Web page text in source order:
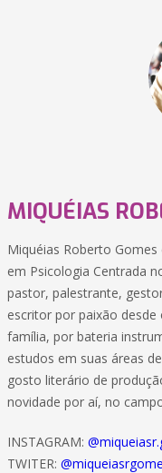
MIQUÉIAS
Miquéias Roberto
em Psicologia Centrada
pastor, palestrante,
escritor por paixão desde
família, por bateria
estudos em suas áreas
gosto literário de
novidade por aí, no
INSTAGRAM:
TWITER: